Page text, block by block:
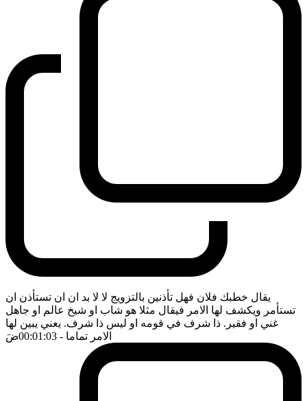
يقال خطبك فلان فهل تأذنين بالتزويج لا لا بد ان ان تستأذن ان
تستأمر ويكشف لها الامر فيقال مثلا هو شاب او شيخ عالم او جاهل
غني او فقير. ذا شرف في قومه او ليس ذا شرف. يعني يبين لها
الامر تماما - 00:01:03 ضَ